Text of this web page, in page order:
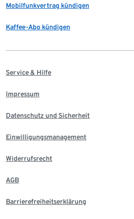
Mobilfunkvertrag kündigen
Kaffee-Abo kündigen
Service & Hilfe
Impressum
Datenschutz und Sicherheit
Einwilligungsmanagement
Widerrufsrecht
AGB
Barrierefreiheitserklärung